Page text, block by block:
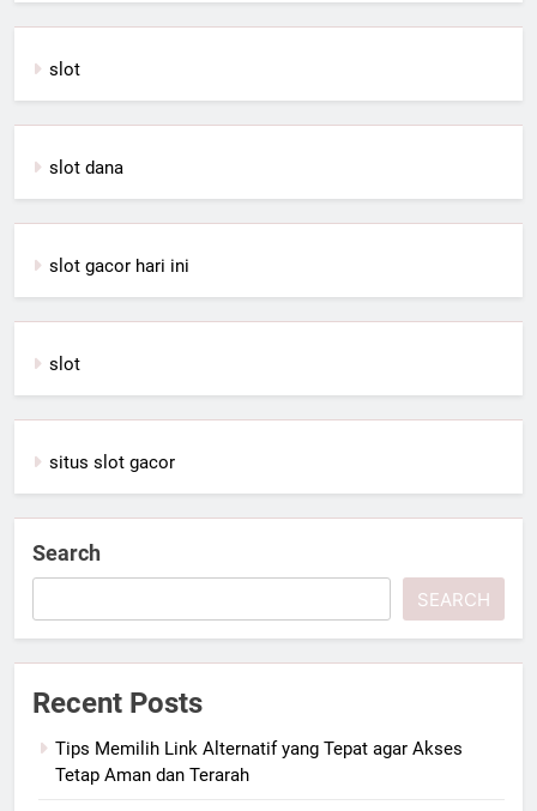
slot
slot dana
slot gacor hari ini
slot
situs slot gacor
Search
SEARCH
Recent Posts
Tips Memilih Link Alternatif yang Tepat agar Akses
Tetap Aman dan Terarah